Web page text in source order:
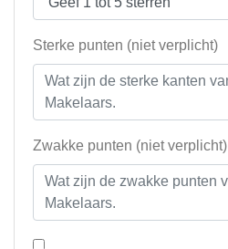
Sterke punten (niet verplicht)
Zwakke punten (niet verplicht)